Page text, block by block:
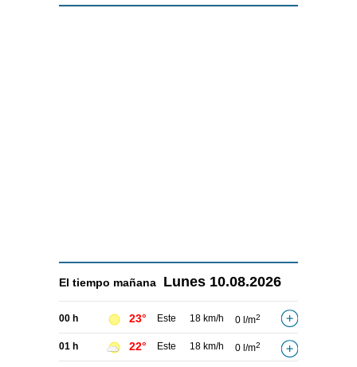
El tiempo mañana Lunes 10.08.2026
00 h 23° Este 18 km/h 0 l/m2
01 h 22° Este 18 km/h 0 l/m2